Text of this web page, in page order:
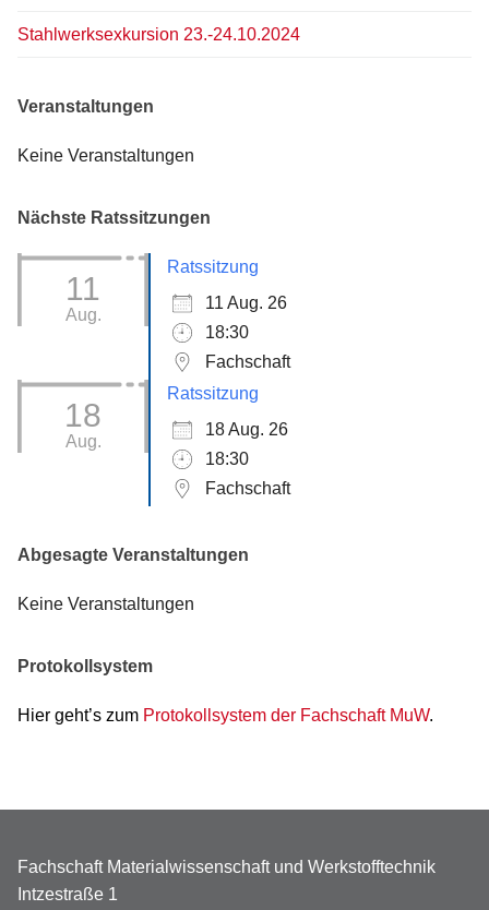
Stahlwerksexkursion 23.-24.10.2024
Veranstaltungen
Keine Veranstaltungen
Nächste Ratssitzungen
11
Aug.
Ratssitzung
11 Aug. 26
18:30
Fachschaft
18
Aug.
Ratssitzung
18 Aug. 26
18:30
Fachschaft
Abgesagte Veranstaltungen
Keine Veranstaltungen
Protokollsystem
Hier geht’s zum Protokollsystem der Fachschaft MuW.
Fachschaft Materialwissenschaft und Werkstofftechnik
Intzestraße 1